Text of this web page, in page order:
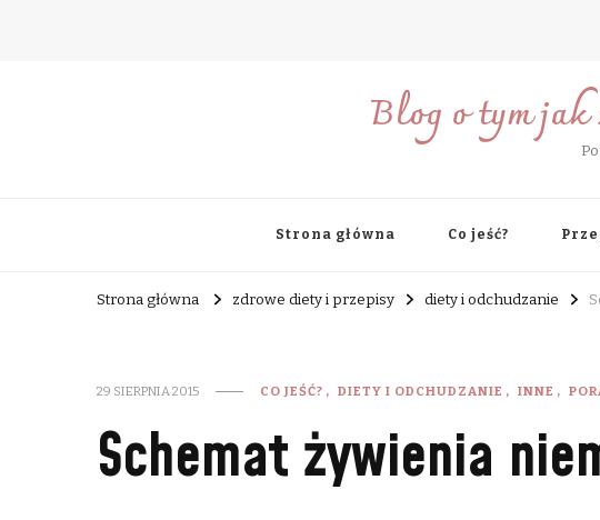
Blog o tym jak
Strona główna Co jeść?
Strona główna zdrowe diety i przepisy diety i odchudzanie
29 SIERPNIA 2015 CO JEŚĆ? DIETY I ODCHUDZANIE INNE
Schemat żywienia